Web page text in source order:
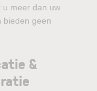
u meer dan uw
bieden geen
&